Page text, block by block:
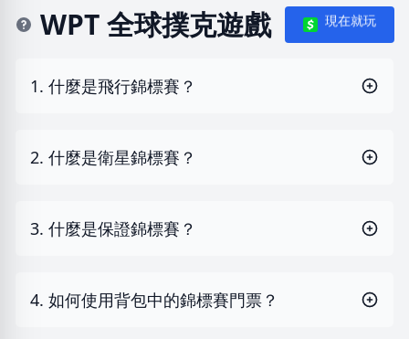
WPT 全球撲克遊戲 現在就玩
1. 什麼是飛行錦標賽？
2. 什麼是衛星錦標賽？
3. 什麼是保證錦標賽？
4. 如何使用背包中的錦標賽門票？